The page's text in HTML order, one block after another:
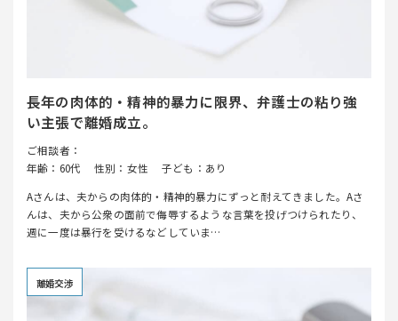
長年の肉体的・精神的暴力に限界、弁護士の粘り強
い主張で離婚成立。
ご相談者：
年齢：60代
性別：女性
子ども：あり
Aさんは、夫からの肉体的・精神的暴力にずっと耐えてきました。Aさ
んは、夫から公衆の面前で侮辱するような言葉を投げつけられたり、
週に一度は暴行を受けるなどしていま…
離婚交渉